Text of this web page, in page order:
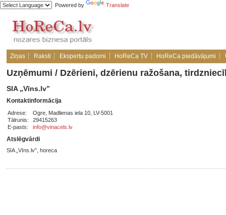
Powered by Translate
Ziņas Raksti Ekspertu padomi HoReCa TV HoReCa piedāvājumi
Uzņēmumi / Dzērieni, dzērienu ražošana,
SIA „Vīns.lv”
Kontaktinformācija
Adrese:
Ogre, Madlienas iela 10, LV-5001
Tālrunis:
29415263
E-pasts:
info@vinacels.lv
Atslēgvārdi
SIA „Vīns.lv”, horeca